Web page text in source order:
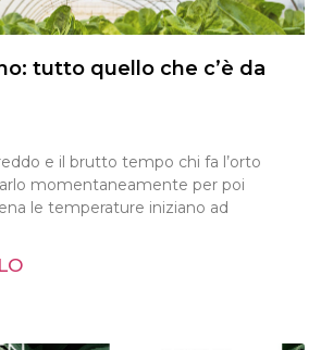
tutto quello che c’è da
e il brutto tempo chi fa l’orto
momentaneamente per poi
le temperature iniziano ad